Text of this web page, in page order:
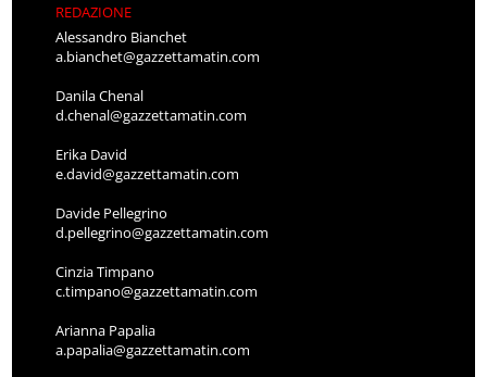
REDAZIONE
Alessandro Bianchet
a.bianchet@gazzettamatin.com
Danila Chenal
d.chenal@gazzettamatin.com
Erika David
e.david@gazzettamatin.com
Davide Pellegrino
d.pellegrino@gazzettamatin.com
Cinzia Timpano
c.timpano@gazzettamatin.com
Arianna Papalia
a.papalia@gazzettamatin.com